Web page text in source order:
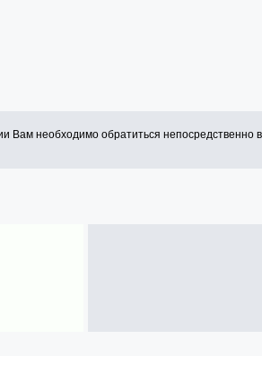
Вам необходимо обратиться